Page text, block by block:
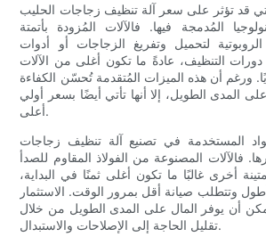
قد تؤثر على سعر آلة تنظيف زجاجات الحليب
المُدمجة فيها. فالآلات المُزودة بأتمتة
لتحميل وتفريغ الزجاجات أو أدوات
التنظيف، عادةً ما تكون أغلى من الآلات
ورغم أن هذه الميزات المُتقدمة تُحسّن الكفاءة
المدى الطويل، إلا أنها تأتي أيضًا بسعر أولي
أعلى.
المستخدمة في تصنيع آلة تنظيف زجاجات
فالآلات المصنوعة من الفولاذ المقاوم للصدأ
أخرى غالبًا ما تكون أغلى ثمنًا في البداية،
أطول وتتطلب صيانة أقل بمرور الوقت. الاستثمار
أن يوفر المال على المدى الطويل من خلال
تقليل الحاجة إلى الإصلاحات والاستبدال.